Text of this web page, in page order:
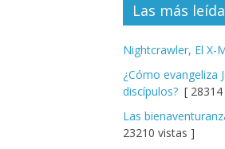
Las más
Nightcrawler, El X-
¿Cómo evangeliza
discípulos? [
Las
23210 vistas ]